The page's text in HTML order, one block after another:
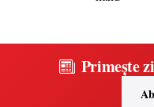
Primește